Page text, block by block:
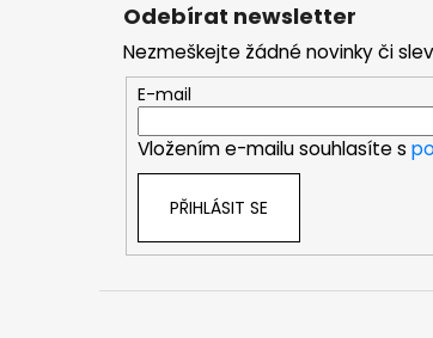
Odebírat newsletter
Nezmeškejte žádné novinky či
E-mail
Vložením e-mailu souhlasíte s
PŘIHLÁSIT SE